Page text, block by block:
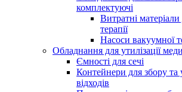
комплектуючі
Витратні
терапії
Насоси вакуумної
Обладнання для утилізації
Ємності для сечі
Контейнери для збору та
відходів